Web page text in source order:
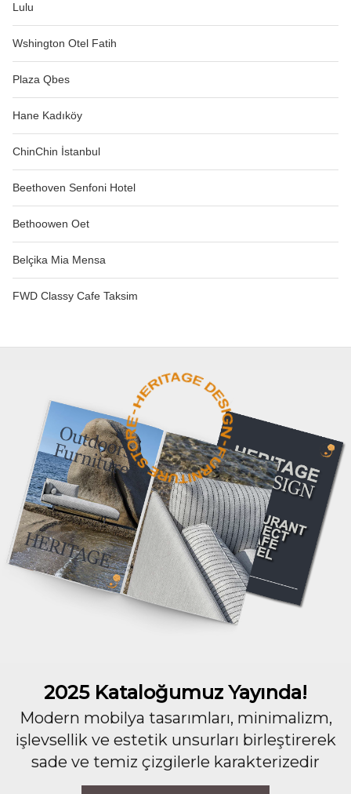
Lulu
Wshington Otel Fatih
Plaza Qbes
Hane Kadıköy
ChinChin İstanbul
Beethoven Senfoni Hotel
Bethoowen Oet
Belçika Mia Mensa
FWD Classy Cafe Taksim
2025 Kataloğumuz Yayında!
Modern mobilya tasarımları, minimalizm,
işlevsellik ve estetik unsurları birleştirerek
sade ve temiz çizgilerle karakterizedir